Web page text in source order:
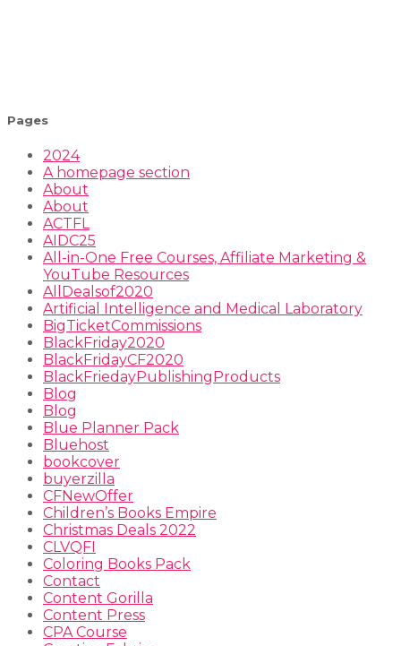
Pages
2024
A homepage section
About
About
ACTFL
AIDC25
All-in-One Free Courses, Affiliate Marketing &
YouTube Resources
AllDealsof2020
Artificial Intelligence and Medical Laboratory
BigTicketCommissions
BlackFriday2020
BlackFridayCF2020
BlackFriedayPublishingProducts
Blog
Blog
Blue Planner Pack
Bluehost
bookcover
buyerzilla
CFNewOffer
Children’s Books Empire
Christmas Deals 2022
CLVQFI
Coloring Books Pack
Contact
Content Gorilla
Content Press
CPA Course